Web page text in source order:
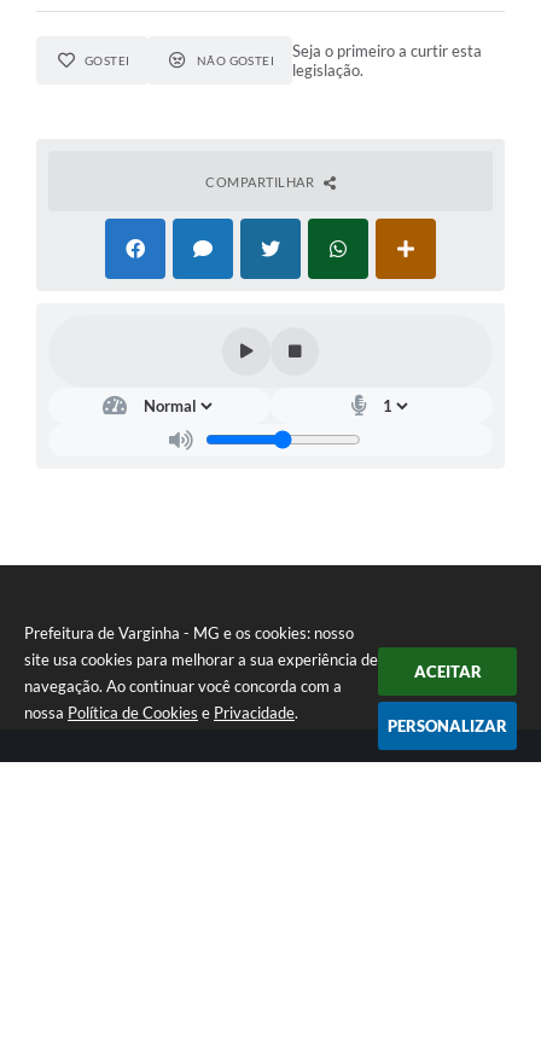
Prefeitura de Varginha - MG e os cookies: nosso
site usa cookies para melhorar a sua experiência de
navegação. Ao continuar você concorda com a
nossa Política de Cookies e Privacidade.
ACEITAR
PERSONALIZAR
GOSTEI NÃO GOSTEI
Seja o primeiro a curtir esta
legislação.
COMPARTILHAR